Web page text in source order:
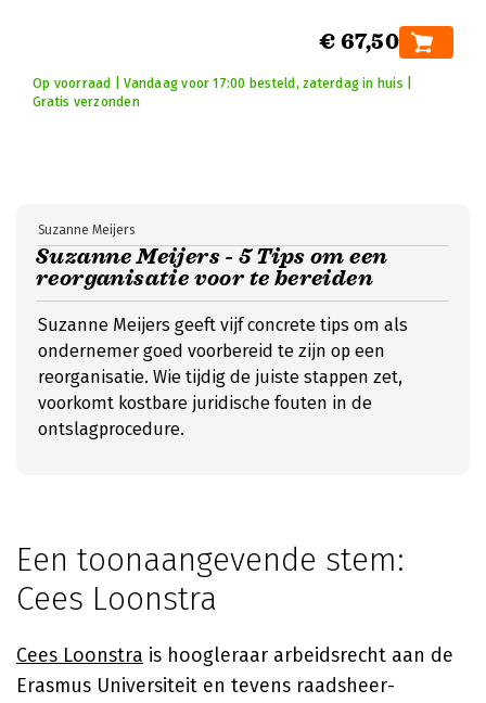
€ 67,50
Op voorraad | Vandaag voor 17:00 besteld, zaterdag in huis |
Gratis verzonden
Suzanne Meijers - 5 Tips om een
reorganisatie voor te bereiden
Suzanne Meijers
Suzanne Meijers geeft vijf concrete tips om als
ondernemer goed voorbereid te zijn op een
reorganisatie. Wie tijdig de juiste stappen zet,
voorkomt kostbare juridische fouten in de
ontslagprocedure.
Een toonaangevende stem:
Cees Loonstra
Cees Loonstra is hoogleraar arbeidsrecht aan de
Erasmus Universiteit en tevens raadsheer-